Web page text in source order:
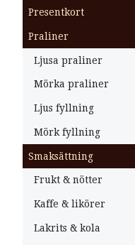
Presentkort
Praliner
Ljusa praliner
Mörka praliner
Ljus fyllning
Mörk fyllning
Smaksättning
Frukt & nötter
Kaffe & likörer
Lakrits & kola